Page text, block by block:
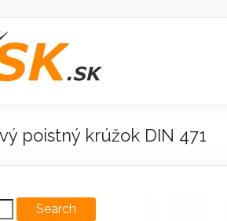
poistný krúžok DIN 471
Search